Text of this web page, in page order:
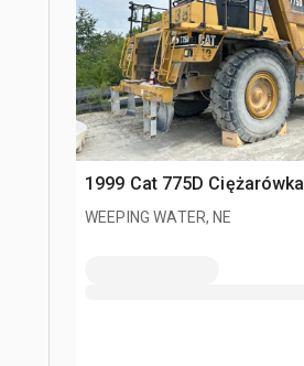
1999 Cat 775D Ciężarówka
WEEPING WATER, NE